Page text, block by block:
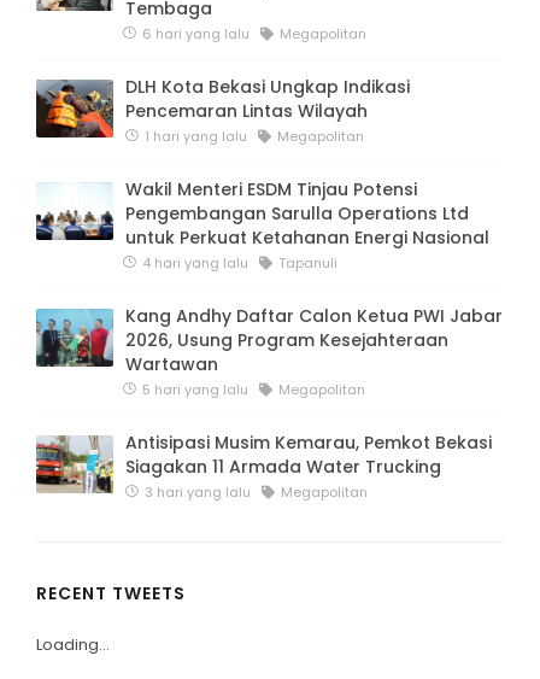
Tembaga
6 hari yang lalu Megapolitan
DLH Kota Bekasi Ungkap Indikasi
Pencemaran Lintas Wilayah
1 hari yang lalu Megapolitan
Wakil Menteri ESDM Tinjau Potensi
Pengembangan Sarulla Operations Ltd
untuk Perkuat Ketahanan Energi Nasional
4 hari yang lalu Tapanuli
Kang Andhy Daftar Calon Ketua PWI Jabar
2026, Usung Program Kesejahteraan
Wartawan
5 hari yang lalu Megapolitan
Antisipasi Musim Kemarau, Pemkot Bekasi
Siagakan 11 Armada Water Trucking
3 hari yang lalu Megapolitan
RECENT TWEETS
Loading...